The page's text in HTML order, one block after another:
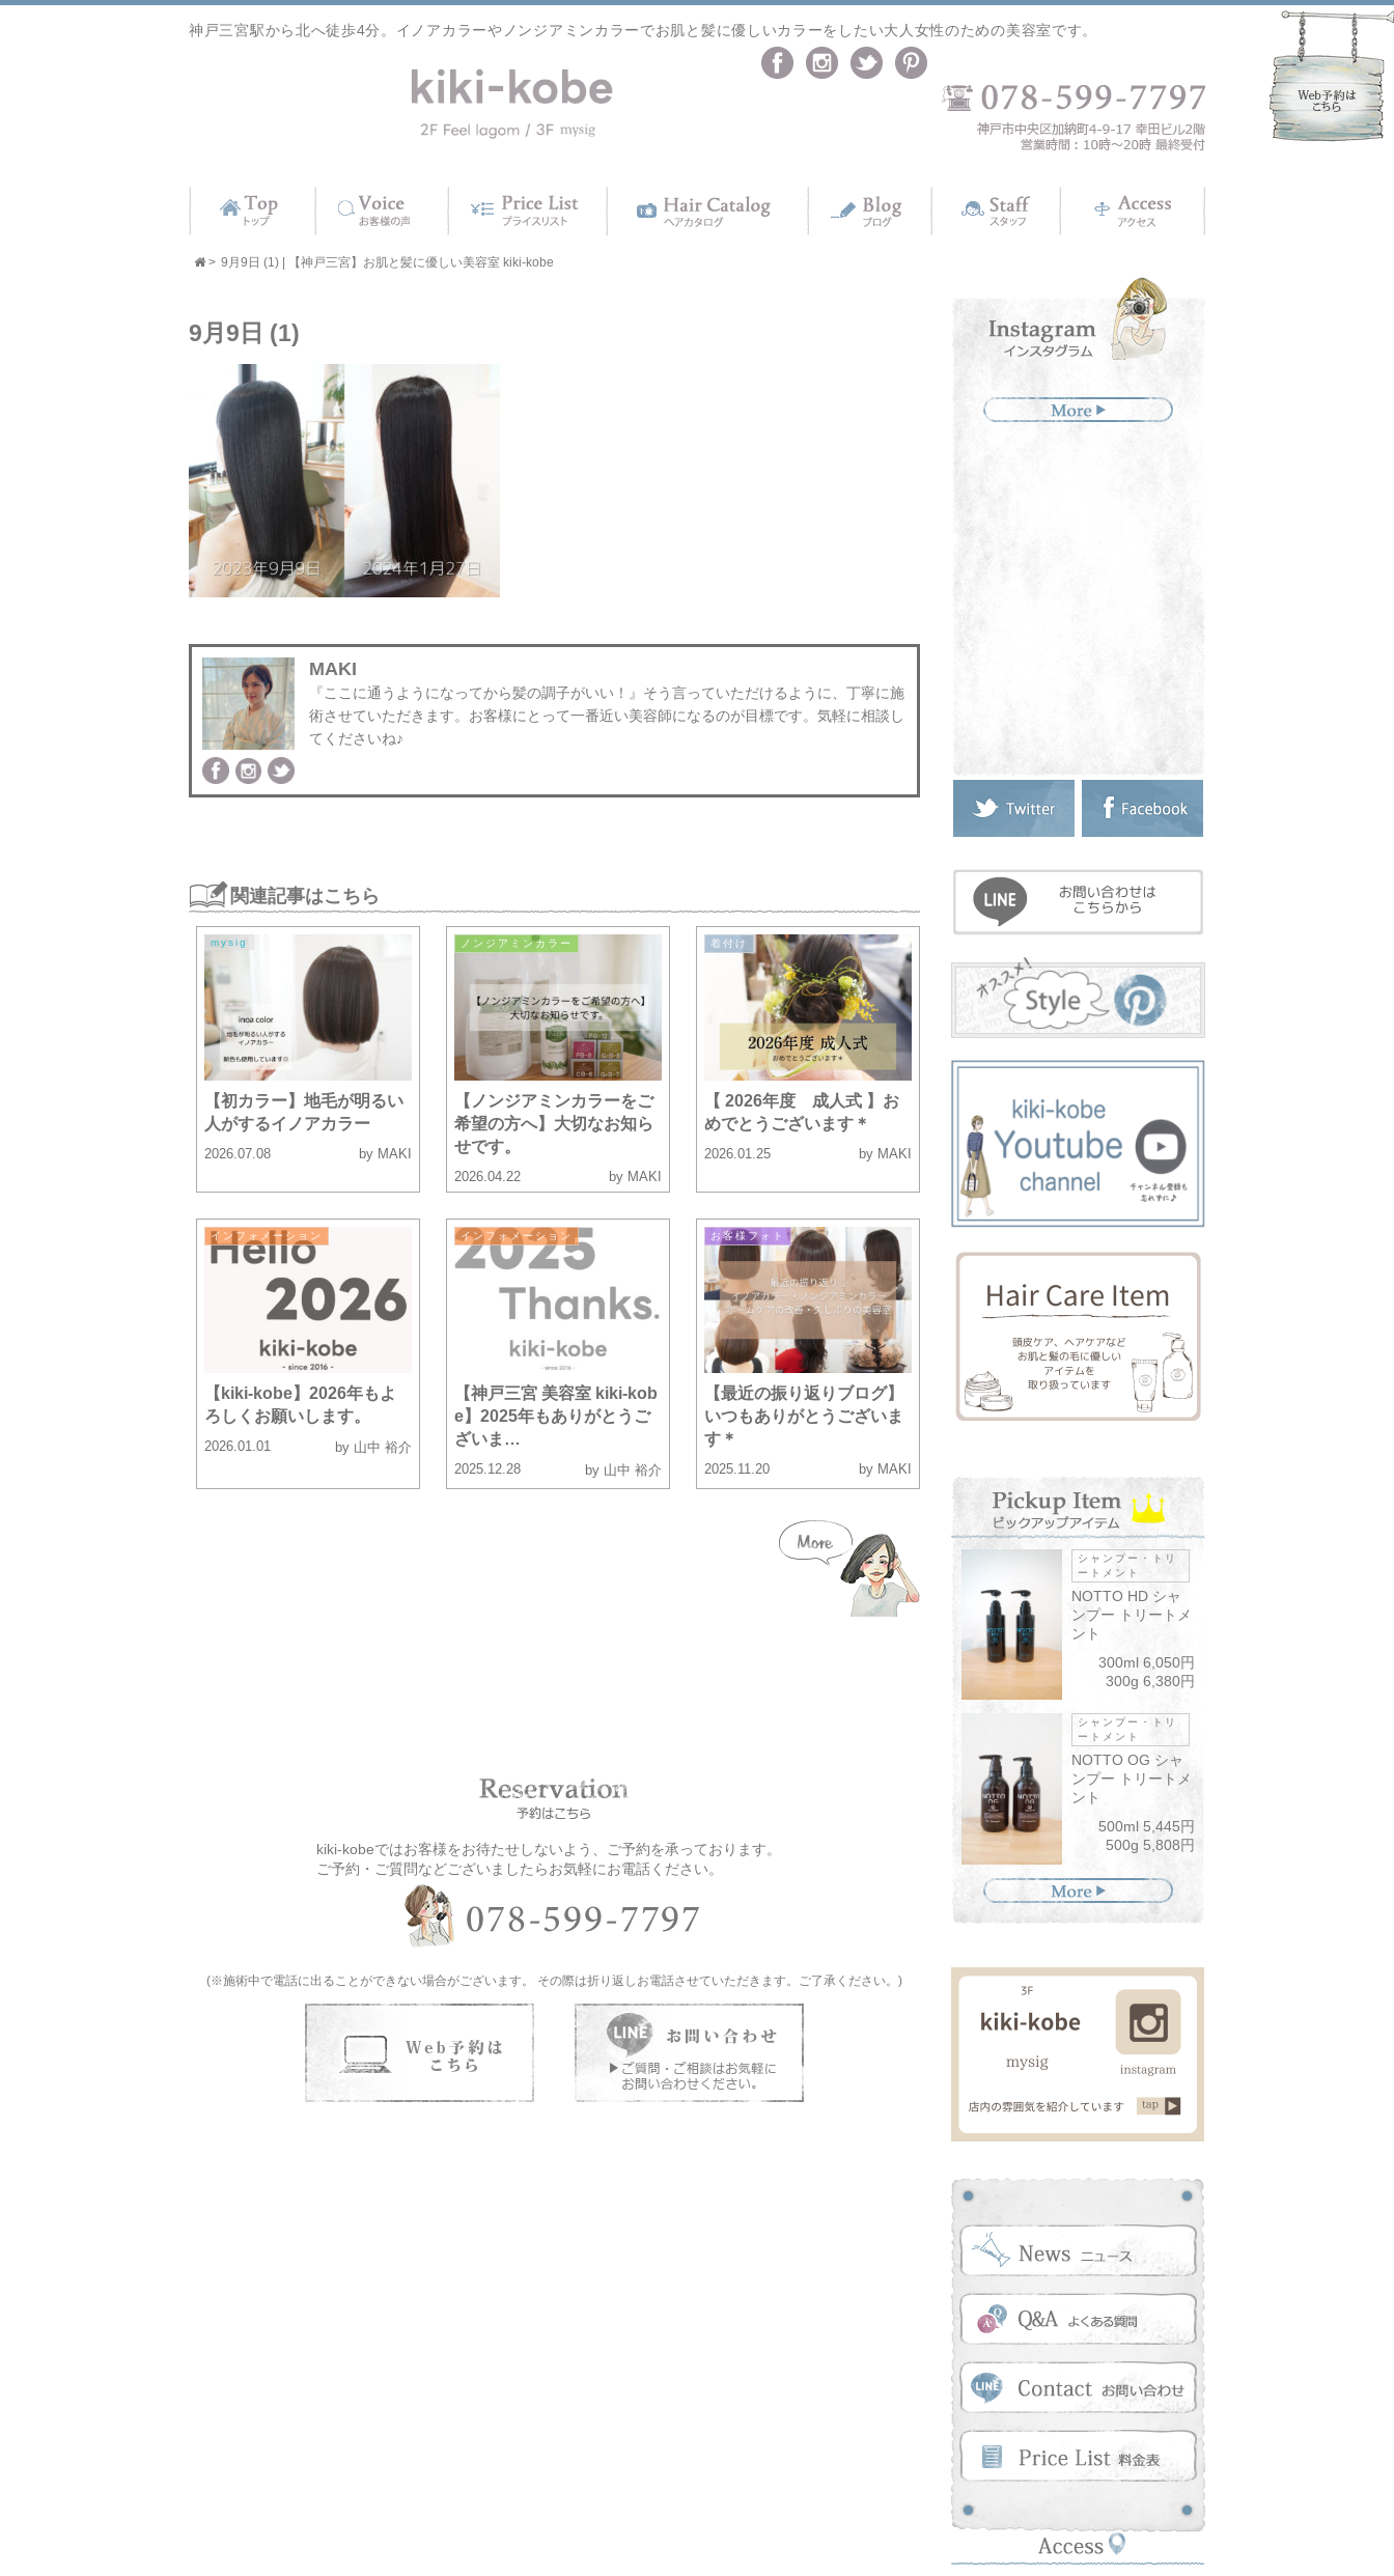
神戸三宮駅から北へ徒歩4分。イノアカラーやノンジアミンカラーでお肌と髪に優しいカラーをしたい大人女性のための美容室です。
> 9月9日 (1) | 【神戸三宮】お肌と髪に優しい美容室 kiki-kobe
9月9日 (1)
MAKI
『ここに通うようになってから髪の調子がいい！』そう言っていただけるように、丁寧に施
術させていただきます。お客様にとって一番近い美容師になるのが目標です。気軽に相談し
てくださいね♪
関連記事はこちら
mysig
【初カラー】地毛が明るい
人がするイノアカラー
2026.07.08 by MAKI
ノンジアミンカラー
【ノンジアミンカラーをご
希望の方へ】大切なお知ら
せです。
2026.04.22 by MAKI
着付け
【 2026年度 成人式 】お
めでとうございます＊
2026.01.25 by MAKI
インフォメーション
【kiki-kobe】2026年もよ
ろしくお願いします。
2026.01.01 by 山中 裕介
インフォメーション
【神戸三宮 美容室 kiki-kob
e】2025年もありがとうご
ざいま…
2025.12.28 by 山中 裕介
お客様フォト
【最近の振り返りブログ】
いつもありがとうございま
す＊
2025.11.20 by MAKI
kiki-kobeではお客様をお待たせしないよう、ご予約を承っております。
ご予約・ご質問などございましたらお気軽にお電話ください。
(※施術中で電話に出ることができない場合がございます。 その際は折り返しお電話させていただきます。ご了承ください。)
シャンプー・トリ
ートメント
NOTTO HD シャ
ンプー トリートメ
ント
300ml 6,050円
300g 6,380円
シャンプー・トリ
ートメント
NOTTO OG シャ
ンプー トリートメ
ント
500ml 5,445円
500g 5,808円